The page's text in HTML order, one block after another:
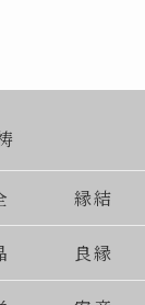
縁結
良縁